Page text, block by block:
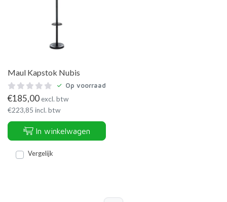
Maul Kapstok Nubis
Op voorraad
€185,00excl. btw
€223,85 incl. btw
In winkelwagen
Vergelijk